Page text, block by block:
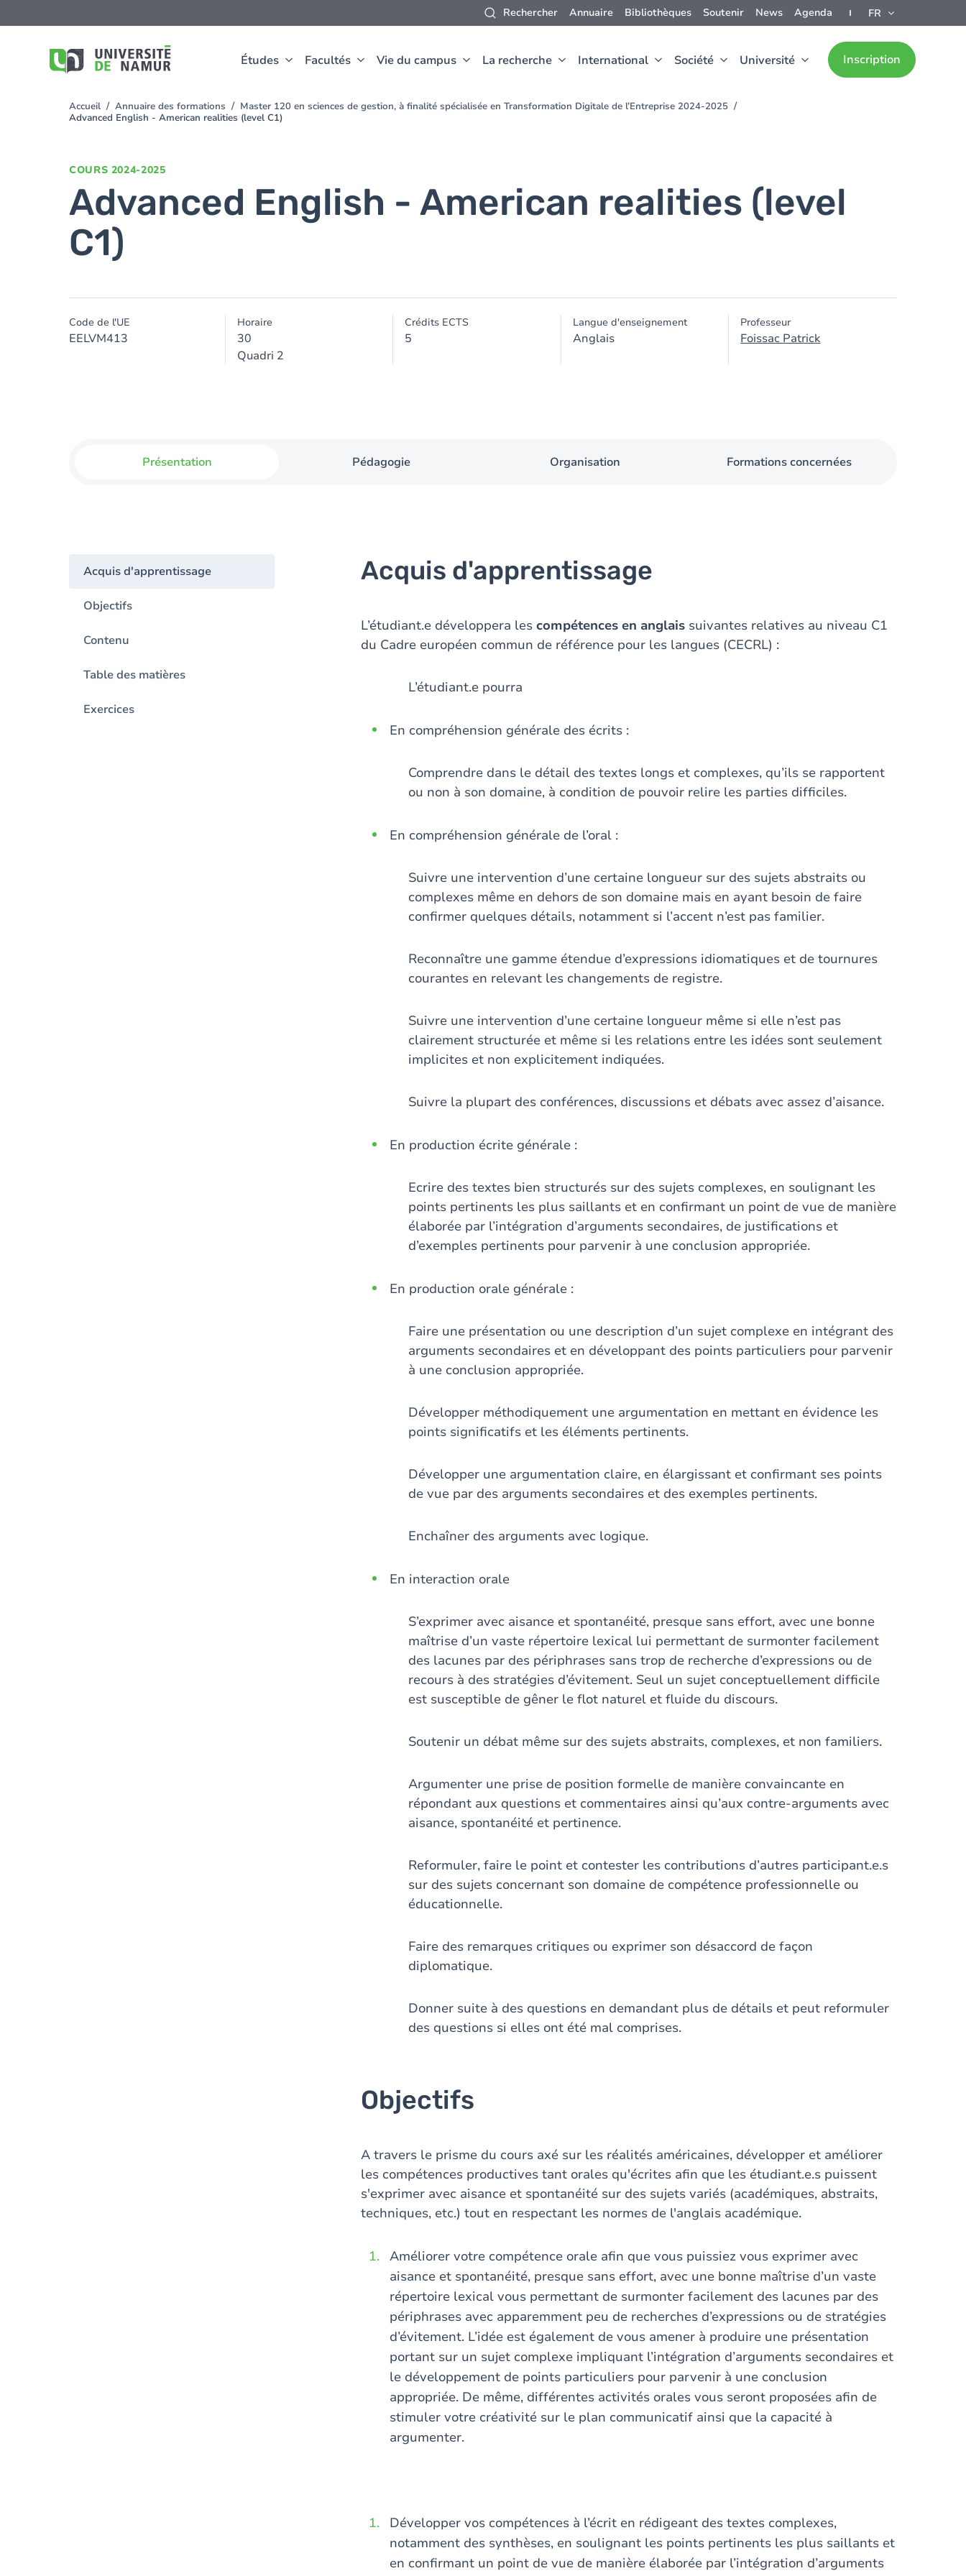
Rechercher Annuaire Bibliothèques Soutenir News Agenda FR
Études Facultés Vie du campus La recherche International Société Université Inscription
au
You
Accueil Annuaire des formations
Master 120 en sciences de gestion, à finalité spécialisée en Transformation Digitale de l’Entreprise 2024-2025
Advanced English - American realities (level C1)
COURS 2024-2025
Advanced English - American realities (level
C1)
Code de l'UE
EELVM413
Horaire
30
Quadri 2
Crédits ECTS
5
Langue d'enseignement
Anglais
Professeur
Foissac Patrick
Présentation Pédagogie Organisation Formations concernées
Acquis d'apprentissage
Objectifs
Contenu
Table des matières
Exercices
Acquis d'apprentissage
L’étudiant.e développera les compétences en anglais suivantes relatives au niveau C1
du Cadre européen commun de référence pour les langues (CECRL) :
L’étudiant.e pourra
En compréhension générale des écrits :
Comprendre dans le détail des textes longs et complexes, qu’ils se rapportent
ou non à son domaine, à condition de pouvoir relire les parties difficiles.
En compréhension générale de l’oral :
Suivre une intervention d’une certaine longueur sur des sujets abstraits ou
complexes même en dehors de son domaine mais en ayant besoin de faire
confirmer quelques détails, notamment si l’accent n’est pas familier.
Reconnaître une gamme étendue d’expressions idiomatiques et de tournures
courantes en relevant les changements de registre.
Suivre une intervention d’une certaine longueur même si elle n’est pas
clairement structurée et même si les relations entre les idées sont seulement
implicites et non explicitement indiquées.
Suivre la plupart des conférences, discussions et débats avec assez d’aisance.
En production écrite générale :
Ecrire des textes bien structurés sur des sujets complexes, en soulignant les
points pertinents les plus saillants et en confirmant un point de vue de manière
élaborée par l’intégration d’arguments secondaires, de justifications et
d’exemples pertinents pour parvenir à une conclusion appropriée.
En production orale générale :
Faire une présentation ou une description d’un sujet complexe en intégrant des
arguments secondaires et en développant des points particuliers pour parvenir
à une conclusion appropriée.
Développer méthodiquement une argumentation en mettant en évidence les
points significatifs et les éléments pertinents.
Développer une argumentation claire, en élargissant et confirmant ses points
de vue par des arguments secondaires et des exemples pertinents.
Enchaîner des arguments avec logique.
En interaction orale
S’exprimer avec aisance et spontanéité, presque sans effort, avec une bonne
maîtrise d’un vaste répertoire lexical lui permettant de surmonter facilement
des lacunes par des périphrases sans trop de recherche d’expressions ou de
recours à des stratégies d’évitement. Seul un sujet conceptuellement difficile
est susceptible de gêner le flot naturel et fluide du discours.
Soutenir un débat même sur des sujets abstraits, complexes, et non familiers.
Argumenter une prise de position formelle de manière convaincante en
répondant aux questions et commentaires ainsi qu’aux contre-arguments avec
aisance, spontanéité et pertinence.
Reformuler, faire le point et contester les contributions d’autres participant.e.s
sur des sujets concernant son domaine de compétence professionnelle ou
éducationnelle.
Faire des remarques critiques ou exprimer son désaccord de façon
diplomatique.
Donner suite à des questions en demandant plus de détails et peut reformuler
des questions si elles ont été mal comprises.
Objectifs
A travers le prisme du cours axé sur les réalités américaines, développer et améliorer
les compétences productives tant orales qu'écrites afin que les étudiant.e.s puissent
s'exprimer avec aisance et spontanéité sur des sujets variés (académiques, abstraits,
techniques, etc.) tout en respectant les normes de l'anglais académique.
Améliorer votre compétence orale afin que vous puissiez vous exprimer avec
aisance et spontanéité, presque sans effort, avec une bonne maîtrise d’un vaste
répertoire lexical vous permettant de surmonter facilement des lacunes par des
périphrases avec apparemment peu de recherches d’expressions ou de stratégies
d’évitement. L’idée est également de vous amener à produire une présentation
portant sur un sujet complexe impliquant l’intégration d’arguments secondaires et
le développement de points particuliers pour parvenir à une conclusion
appropriée. De même, différentes activités orales vous seront proposées afin de
stimuler votre créativité sur le plan communicatif ainsi que la capacité à
argumenter.
Développer vos compétences à l’écrit en rédigeant des textes complexes,
notamment des synthèses, en soulignant les points pertinents les plus saillants et
en confirmant un point de vue de manière élaborée par l’intégration d’arguments